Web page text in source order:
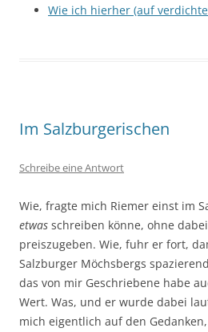
Wie ich hierher (auf
Im Salzburgerischen
Schreibe eine Antwort
Wie, fragte mich Riemer einst im
etwas schreiben könne, ohne dabei
preiszugeben. Wie, fuhr er fort,
Salzburger Möchsbergs
das von mir Geschriebene habe
Wert. Was, und er wurde dabei
mich eigentlich auf den